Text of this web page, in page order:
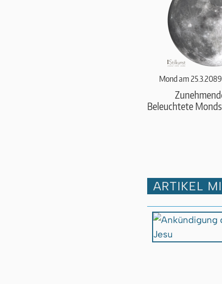
Mond am
Beleuchtete
ARTIKEL